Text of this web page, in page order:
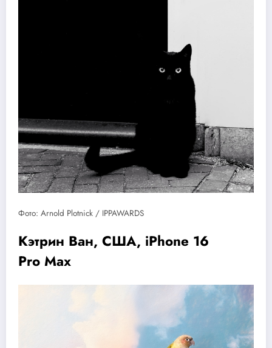
Фото: Arnold Plotnick / IPPAWARDS
Кэтрин Ван, США, iPhone 16
Pro Max